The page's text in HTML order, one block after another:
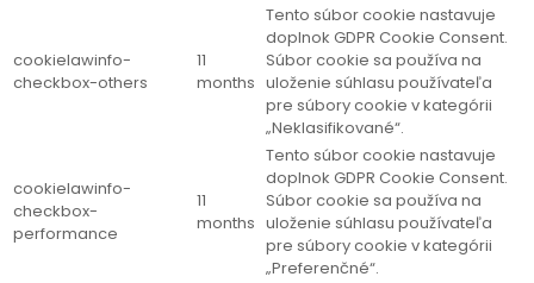
cookielawinfo-
checkbox-others
11
months
Tento súbor cookie nastavuje
doplnok GDPR Cookie Consent.
Súbor cookie sa používa na
uloženie súhlasu používateľa
pre súbory cookie v kategórii
„Neklasifikované“.
cookielawinfo-
checkbox-
performance
11
months
Tento súbor cookie nastavuje
doplnok GDPR Cookie Consent.
Súbor cookie sa používa na
uloženie súhlasu používateľa
pre súbory cookie v kategórii
„Preferenčné“.